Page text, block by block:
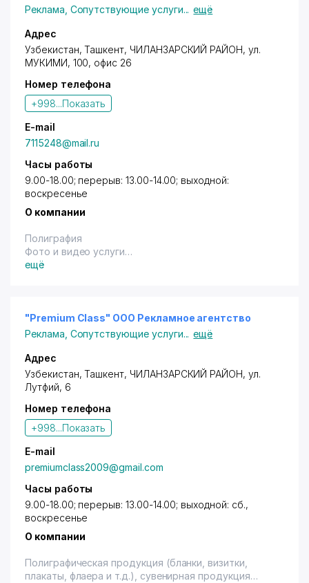
Реклама Сопутствующие услуги... ещё
Адрес
Узбекистан,Ташкент, ЧИЛАНЗАРСКИЙ РАЙОН, ул.
МУКИМИ, 100, офис 26
Номер телефона
+998...Показать
E-mail
7115248@mail.ru
Часы работы
9.00-18.00; перерыв: 13.00-14.00; выходной:
воскресенье
О компании
Полиграфия
Фото и видео услуги
Сувенирная продукция
ещё
"Premium Class" ООО Рекламное агентство
Реклама Сопутствующие услуги... ещё
Адрес
Узбекистан,Ташкент, ЧИЛАНЗАРСКИЙ РАЙОН, ул.
Лутфий, 6
Номер телефона
+998...Показать
E-mail
premiumclass2009@gmail.com
Часы работы
9.00-18.00; перерыв: 13.00-14.00; выходной: сб.,
воскресенье
О компании
Полиграфическая продукция (бланки, визитки,
плакаты, флаера и т.д.), сувенирная продукция